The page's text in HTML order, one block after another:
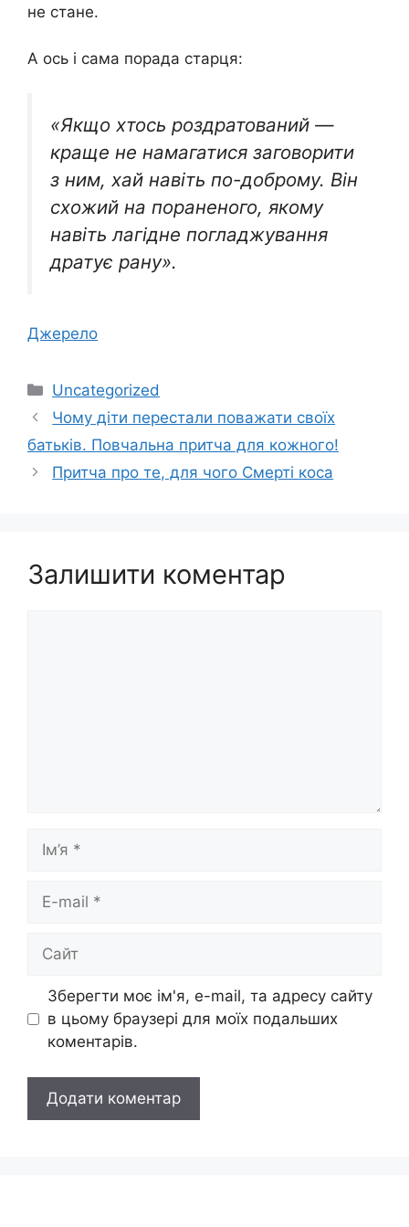
не стане.
А ось і сама порада старця:
«Якщо хтось роздратований —
краще не намагатися заговорити
з ним, хай навіть по-доброму. Він
схожий на пораненого, якому
навіть лагідне погладжування
дратує рану».
Джерело
Категорії
Uncategorized
Чому діти перестали поважати своїх
батьків. Повчальна притча для кожного!
Притча про те, для чого Смерті коса
Залишити коментар
Ім’я
Сайт
Зберегти моє ім'я, e-mail, та адресу сайту
в цьому браузері для моїх подальших
коментарів.